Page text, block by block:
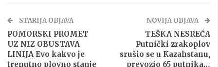
STARIJA OBJAVA
POMORSKI PROMET
UZ NIZ OBUSTAVA
LINIJA Evo kakvo je
trenutno plovno stanje
NOVIJA OBJAVA
TEŠKA NESREĆA
Putnički zrakoplov
srušio se u Kazahstanu,
prevozio 65 putnika…